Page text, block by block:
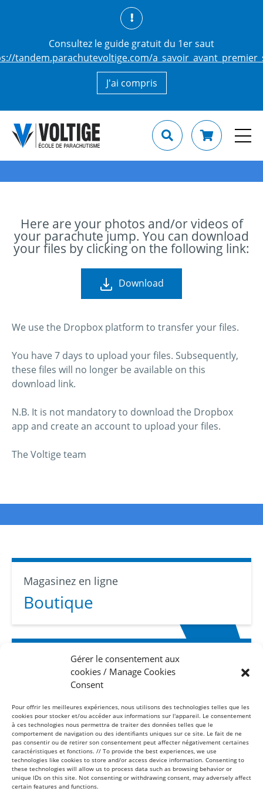
Gérer le consentement aux
cookies / Manage Cookies
Consent
Pour offrir les meilleures expériences, nous utilisons des technologies telles que les
cookies pour stocker et/ou accéder aux informations sur l'appareil. Le consentement
à ces technologies nous permettra de traiter des données telles que le
comportement de navigation ou des identifiants uniques sur ce site. Le fait de ne
pas consentir ou de retirer son consentement peut affecter négativement certaines
caractéristiques et fonctions. // To provide the best experiences, we use
technologies like cookies to store and/or access device information. Consenting to
these technologies will allow us to process data such as browsing behavior or
unique IDs on this site. Not consenting or withdrawing consent, may adversely affect
certain features and functions.
Consultez le guide gratuit du 1er saut
tandem.parachutevoltige.com/
J'ai compris
Here are your photos and/or videos of
your parachute jump. You can download
your files by clicking on the following link:
Download
We use the Dropbox platform to transfer your files.
You have 7 days to upload your files. Subsequently,
these files will no longer be available on this
download link.
N.B. It is not mandatory to download the Dropbox
app and create an account to upload your files.
The Voltige team
Magasinez en ligne
Boutique
Abonnez-vous
Infolettre
Sans frais
1-877-865-8443